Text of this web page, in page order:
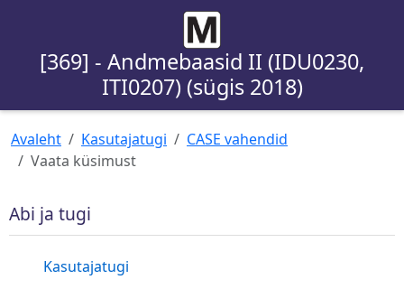
[369] - Andmebaasid II (IDU0230,
ITI0207) (sügis 2018)
Avaleht Kasutajatugi
CASE vahendid
Vaata küsimust
Abi ja tugi
Kasutajatugi